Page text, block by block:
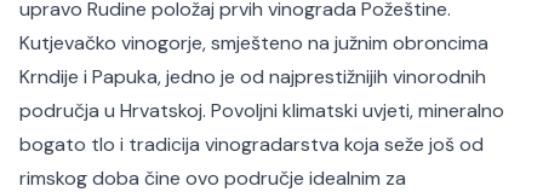
upravo Rudine položaj prvih vinograda Požeštine.
Kutjevačko vinogorje, smješteno na južnim obroncima
Krndije i Papuka, jedno je od najprestižnijih vinorodnih
područja u Hrvatskoj. Povoljni klimatski uvjeti, mineralno
bogato tlo i tradicija vinogradarstva koja seže još od
rimskog doba čine ovo područje idealnim za